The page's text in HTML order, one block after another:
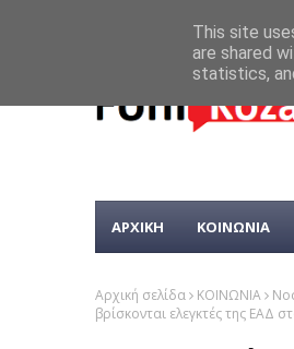
ΑΡΧΙΚΗ ΚΟΙΝΩΝΙΑ
Αρχική σελίδα ΚΟΙΝΩΝΙΑ
βρίσκονται ελεγκτές της ΕΑΔ
This site
are shared
statistics,